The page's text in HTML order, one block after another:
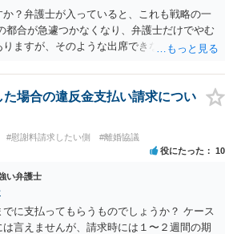
ります。 警察への被害届の提出というの
ただ、当然ながら強制わいせつを行ったこ
訴訟で勝訴することはできません。
？弁護士が入っていると、これも戦略の一
合が急遽つかなくなり、弁護士だけでやむ
ますが、そのような出席できない理由がな
戦略は聞いたことはありません。
場合の違反金支払い請求につい
#慰謝料請求したい側 #離婚協議
役にたった 10
い弁護士
でに支払ってもらうものでしょうか？ ケース
言えませんが、請求時には１〜２週間の期